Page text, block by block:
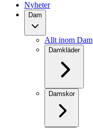
Nyheter
Dam
Allt inom Dam
Damkläder
Damskor